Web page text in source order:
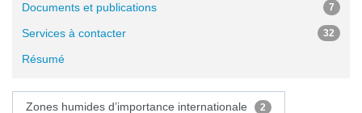
Zones humides d’importance internationale 2
Documents et publications 7
Services à contacter 32
Résumé